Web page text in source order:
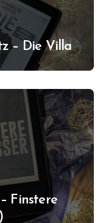
– Die Villa
Finstere